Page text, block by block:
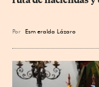
Por Esm eralda Lázaro